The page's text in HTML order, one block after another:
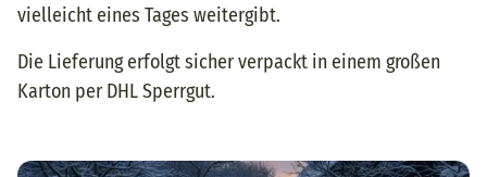
vielleicht eines Tages weitergibt.
Die Lieferung erfolgt sicher verpackt in einem großen
Karton per DHL Sperrgut.